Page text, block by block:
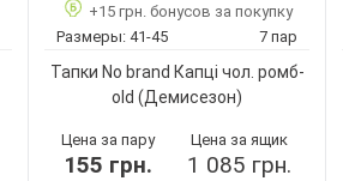
+15 грн. бонусов за покупку
Размеры: 41-45 7 пар
Тапки No brand Капці чол. ромб-
old (Демисезон)
Цена за пару
155 грн.
Цена за ящик
1 085 грн.